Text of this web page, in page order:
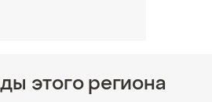
этого региона